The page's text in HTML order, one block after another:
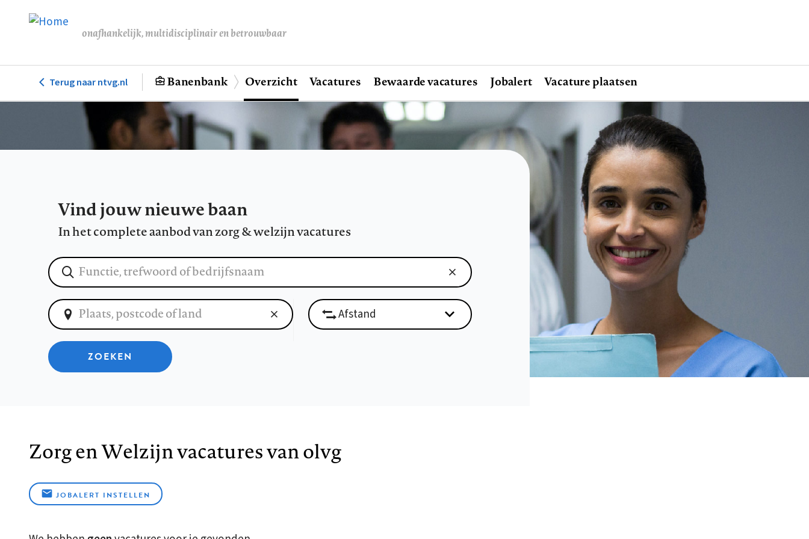
de
onafhankelijk, multidisciplinair en betrouwbaar
Hoofdnavigatie
Terug naar ntvg.nl Banenbank Overzicht Vacatures Bewaarde vacatures Jobalert Vacature plaatsen
Vind jouw nieuwe baan
In het complete aanbod van zorg & welzijn vacatures
ZOEKEN
Zorg en Welzijn vacatures van olvg
JOBALERT INSTELLEN